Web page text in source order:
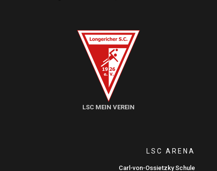
LSC MEIN VEREIN
LSC ARENA
Carl-von-Ossietzky Schule